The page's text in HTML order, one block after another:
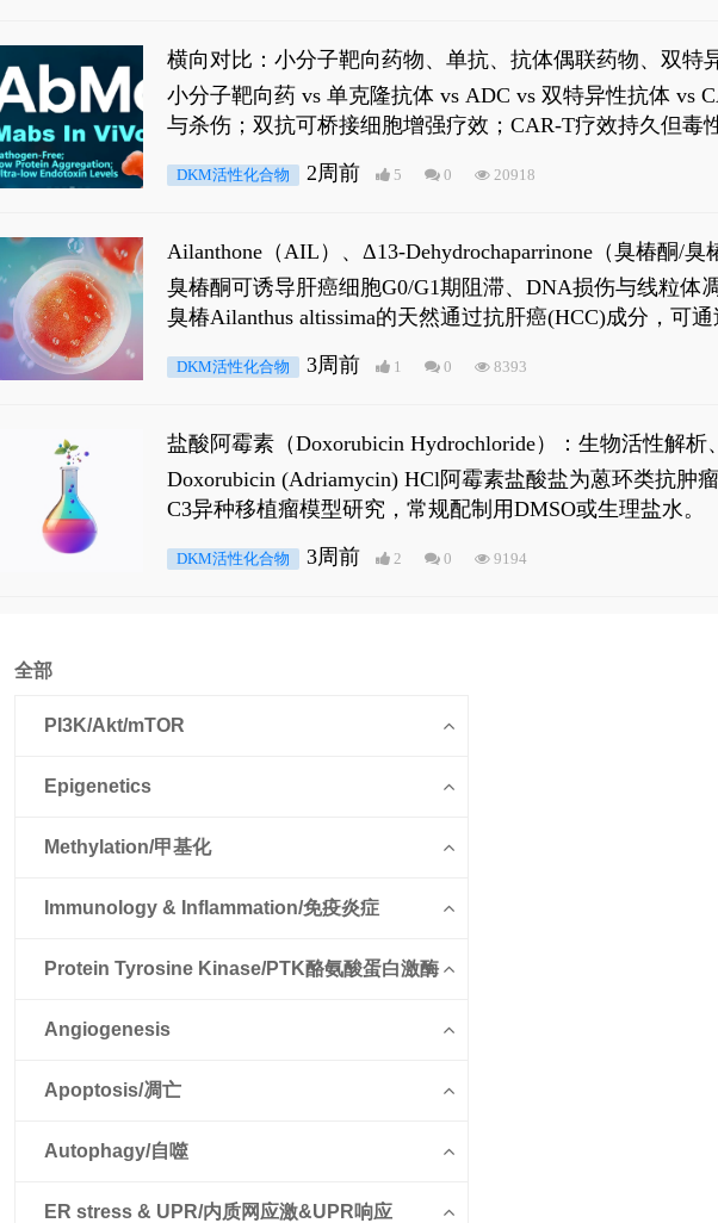
横向对比：小分子靶向药物、单抗、抗体偶联药物、双特
小分子靶向药 vs 单克隆抗体 vs ADC vs 双特异性抗体 vs
与杀伤；双抗可桥接细胞增强疗效；CAR-T疗效持久但毒
DKM活性化合物 2周前 5 0 20918
Ailanthone（AIL）、Δ13-Dehydrochaparrinone（臭椿酮/
臭椿酮可诱导肝癌细胞G0/G1期阻滞、DNA损伤与线粒体
臭椿Ailanthus altissima的天然通过抗肝癌(HCC)成分，可
是全长 Androgen Receptor (AR-FL)和组成型活性截断AR
DKM活性化合物 3周前 1 0 8393
盐酸阿霉素（Doxorubicin Hydrochloride）：生物活性解
Doxorubicin (Adriamycin) HCl阿霉素盐酸盐为蒽环类抗
C3异种移植瘤模型研究，常规配制用DMSO或生理盐水。
DKM活性化合物 3周前 2 0 9194
全部
PI3K/Akt/mTOR
Epigenetics
Methylation/甲基化
Immunology & Inflammation/免疫炎症
Protein Tyrosine Kinase/PTK酪氨酸蛋白激酶
Angiogenesis
Apoptosis/凋亡
Autophagy/自噬
ER stress & UPR/内质网应激&UPR响应